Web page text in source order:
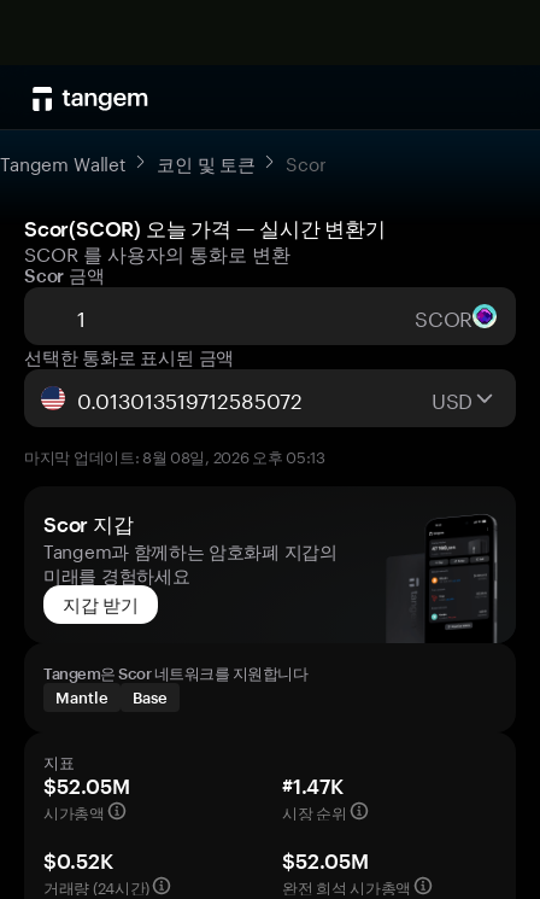
Tangem Wallet 코인 및 토큰 Scor
Scor(SCOR) 오늘 가격 — 실시간 변환기
SCOR 를 사용자의 통화로 변환
Scor 금액
SCOR
선택한 통화로 표시된 금액
USD
마지막 업데이트: 8월 08일, 2026 오후 05:13
Scor 지갑
Tangem과 함께하는 암호화폐 지갑의
미래를 경험하세요
지갑 받기
Tangem은 Scor 네트워크를 지원합니다
Mantle
Base
지표
$52.05M
시가총액
#1.47K
시장 순위
$0.52K
거래량 (24시간)
$52.05M
완전 희석 시가총액